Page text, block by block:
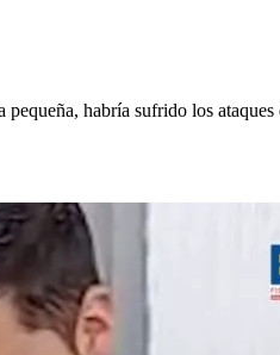
habría sufrido los